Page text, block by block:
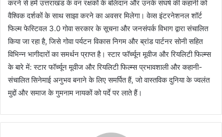
करने से हमें उत्तराखंड के वन रक्षकों के बलिदान और उनके संघर्ष की कहानी को
वैश्विक दर्शकों के साथ साझा करने का अवसर मिलेगा। वेव्स इंटरनेशनल शॉर्ट
फिल्म फेस्टिवल 3.0 गोवा सरकार के सूचना और जनसंपर्क विभाग द्वारा संचालित
किया जा रहा है, जिसे गोवा पर्यटन विकास निगम और ब्रांड पार्टनर सोनी सहित
विभिन्न भागीदारों का समर्थन प्राप्त है। स्टार फॉर्च्यून मूवीज और रियलिटी फिल्म्स
के बारे में: स्टार फॉर्च्यून मूवीज और रियलिटी फिल्म्स प्रभावशाली और कहानी-
संचालित सिनेमाई अनुभव बनाने के लिए समर्पित हैं, जो वास्तविक दुनिया के ज्वलंत
मुद्दों और समाज के गुमनाम नायकों को पर्दे पर लाते हैं।